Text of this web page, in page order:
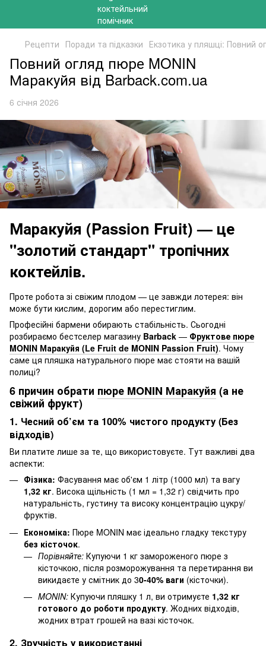
Рецепти Поради та підказки Екзотика у пляшці: Повний
Повний огляд пюре MONIN
Маракуйя від Barback.com.ua
6 січня 2026
Маракуйя (Passion Fruit) — це
"золотий стандарт" тропічних
коктейлів.
Проте робота зі свіжим плодом — це завжди лотерея: він
може бути кислим, дорогим або перестиглим.
Професійні бармени обирають стабільність. Сьогодні
розбираємо бестселер магазину Barback — Фруктове пюре
MONIN Маракуйя (Le Fruit de MONIN Passion Fruit). Чому
саме ця пляшка натурального пюре має стояти на вашій
полиці?
6 причин обрати пюре MONIN Маракуйя (а не
свіжий фрукт)
1. Чесний об’єм та 100% чистого продукту (Без
відходів)
Ви платите лише за те, що використовуєте. Тут важливі два
аспекти:
Фізика: Фасування має об'єм 1 літр (1000 мл) та вагу
1,32 кг. Висока щільність (1 мл = 1,32 г) свідчить про
натуральність, густину та високу концентрацію цукру/
фруктів.
Економіка: Пюре MONIN має ідеально гладку текстуру
без кісточок.
Порівняйте: Купуючи 1 кг замороженого пюре з
кісточкою, після розморожування та перетирання ви
викидаєте у смітник до 30-40% ваги (кісточки).
MONIN: Купуючи пляшку 1 л, ви отримуєте 1,32 кг
готового до роботи продукту. Жодних відходів,
жодних втрат грошей на вазі кісточок.
2. Зручність у використанні